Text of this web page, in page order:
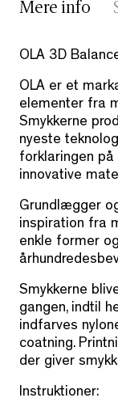
Mere info
OLA 3D
OLA er et
elementer fra
Smykkerne
nyeste
forklaringen
innovative
Grundlægger
inspiration fra
enkle former
Smykkerne
gangen, indtil
indfarves
coatning.
der giver
Instruktioner: